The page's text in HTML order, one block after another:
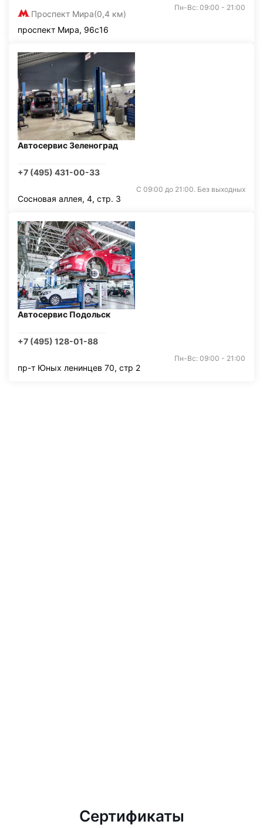
Проспект Мира(0,4 км)
Пн-Вс: 09:00 - 21:00
проспект Мира, 96с16
Автосервис Зеленоград
+7 (495) 431-00-33
С 09:00 до 21:00. Без выходных
Сосновая аллея, 4, стр. 3
Автосервис Подольск
+7 (495) 128-01-88
Пн-Вс: 09:00 - 21:00
пр-т Юных ленинцев 70, стр 2
Сертификаты